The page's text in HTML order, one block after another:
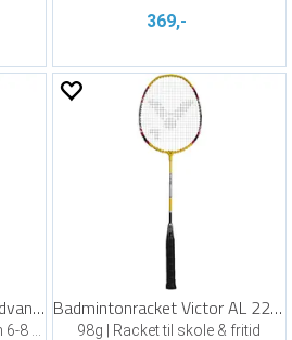
369,-
Badmintonracket Victor Advanced 53 cm Badmintonracket Victor AL 2200
98g | Racket til skole & fritid